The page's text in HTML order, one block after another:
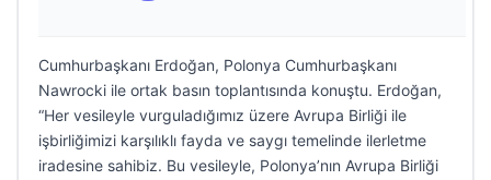
Cumhurbaşkanı Erdoğan, Polonya Cumhurbaşkanı
Nawrocki ile ortak basın toplantısında konuştu. Erdoğan,
“Her vesileyle vurguladığımız üzere Avrupa Birliği ile
işbirliğimizi karşılıklı fayda ve saygı temelinde ilerletme
iradesine sahibiz. Bu vesileyle, Polonya’nın Avrupa Birliği